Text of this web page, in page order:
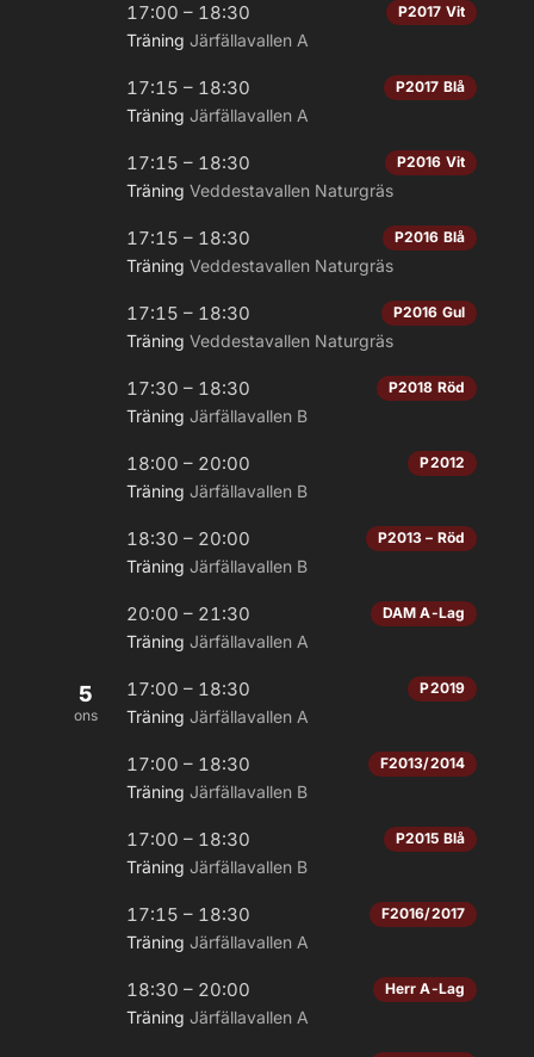
17:00 – 18:30 P2017 Vit
Träning Järfällavallen A
17:15 – 18:30 P2017 Blå
Träning Järfällavallen A
17:15 – 18:30 P2016 Vit
Träning Veddestavallen Naturgräs
17:15 – 18:30 P2016 Blå
Träning Veddestavallen Naturgräs
17:15 – 18:30 P2016 Gul
Träning Veddestavallen Naturgräs
17:30 – 18:30 P2018 Röd
Träning Järfällavallen B
18:00 – 20:00 P2012
Träning Järfällavallen B
18:30 – 20:00 P2013 – Röd
Träning Järfällavallen B
20:00 – 21:30 DAM A-Lag
Träning Järfällavallen A
5
ons
17:00 – 18:30 P2019
Träning Järfällavallen A
17:00 – 18:30 F2013/2014
Träning Järfällavallen B
17:00 – 18:30 P2015 Blå
Träning Järfällavallen B
17:15 – 18:30 F2016/2017
Träning Järfällavallen A
18:30 – 20:00 Herr A-Lag
Träning Järfällavallen A